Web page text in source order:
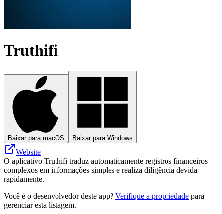
Truthifi
Baixar para macOS Baixar para Windows
Website
O aplicativo Truthifi traduz automaticamente registros financeiros
complexos em informações simples e realiza diligência devida
rapidamente.
Você é o desenvolvedor deste app? Verifique a propriedade para
gerenciar esta listagem.